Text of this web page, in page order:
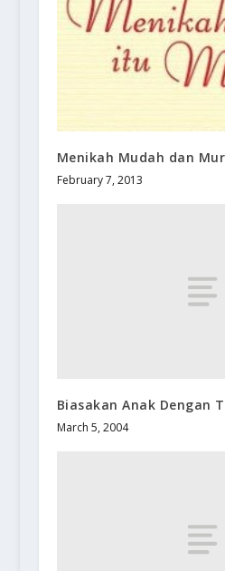
Menikah Mudah dan
February 7, 2013
Biasakan Anak Dengan
March 5, 2004